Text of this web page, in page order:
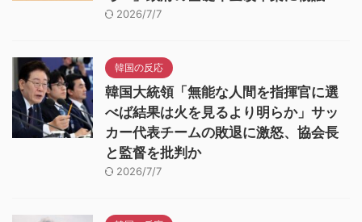
2026/7/7
韓国の反応
韓国大統領「無能な人間を指揮官に選
べば結果は火を見るより明らか」サッ
カー代表チームの敗退に激怒、協会長
と監督を批判か
2026/7/7